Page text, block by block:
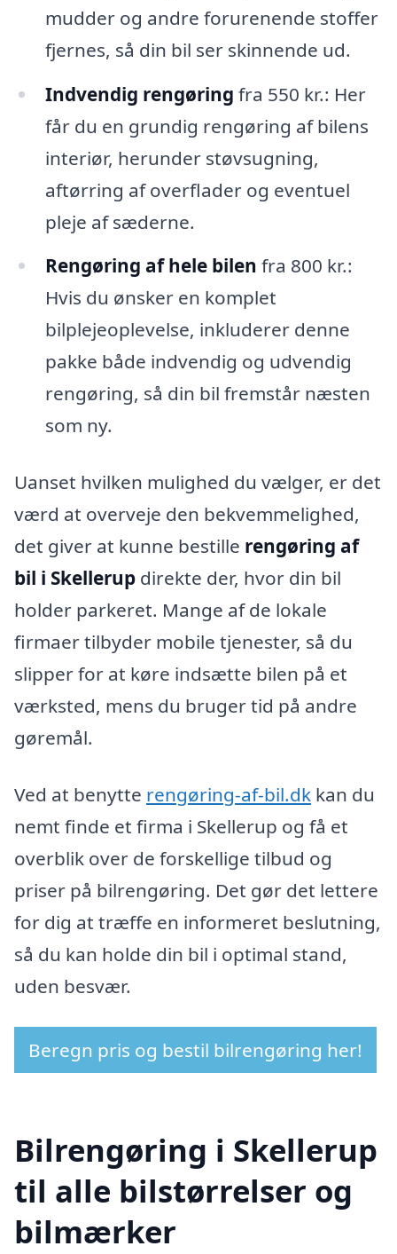
mudder og andre forurenende stoffer
fjernes, så din bil ser skinnende ud.
Indvendig rengøring fra 550 kr.: Her
får du en grundig rengøring af bilens
interiør, herunder støvsugning,
aftørring af overflader og eventuel
pleje af sæderne.
Rengøring af hele bilen fra 800 kr.:
Hvis du ønsker en komplet
bilplejeoplevelse, inkluderer denne
pakke både indvendig og udvendig
rengøring, så din bil fremstår næsten
som ny.
Uanset hvilken mulighed du vælger, er det
værd at overveje den bekvemmelighed,
det giver at kunne bestille rengøring af
bil i Skellerup direkte der, hvor din bil
holder parkeret. Mange af de lokale
firmaer tilbyder mobile tjenester, så du
slipper for at køre indsætte bilen på et
værksted, mens du bruger tid på andre
gøremål.
Ved at benytte rengøring-af-bil.dk kan du
nemt finde et firma i Skellerup og få et
overblik over de forskellige tilbud og
priser på bilrengøring. Det gør det lettere
for dig at træffe en informeret beslutning,
så du kan holde din bil i optimal stand,
uden besvær.
Beregn pris og bestil bilrengøring her!
Bilrengøring i Skellerup
til alle bilstørrelser og
bilmærker